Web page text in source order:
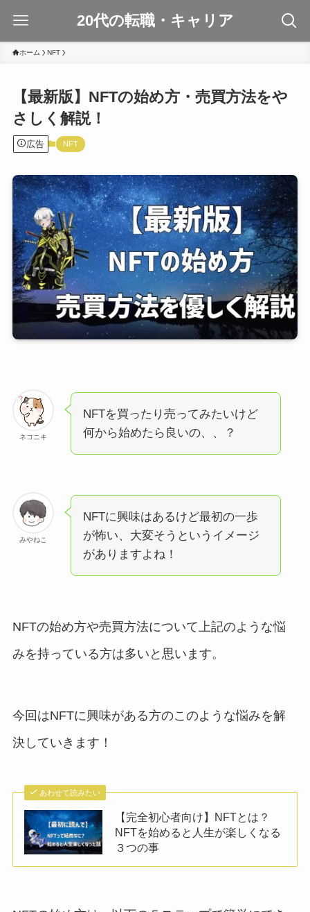
20代の転職・キャリア
ホーム NFT
【最新版】NFTの始め方・売買方法をや
さしく解説！
広告 NFT
ネコニキ
NFTを買ったり売ってみたいけど
何から始めたら良いの、、？
みやねこ
NFTに興味はあるけど最初の一歩
が怖い、大変そうというイメージ
がありますよね！
NFTの始め方や売買方法について上記のような悩
みを持っている方は多いと思います。
今回はNFTに興味がある方のこのような悩みを解
決していきます！
あわせて読みたい
【完全初心者向け】NFTとは？
NFTを始めると人生が楽しくなる
３つの事